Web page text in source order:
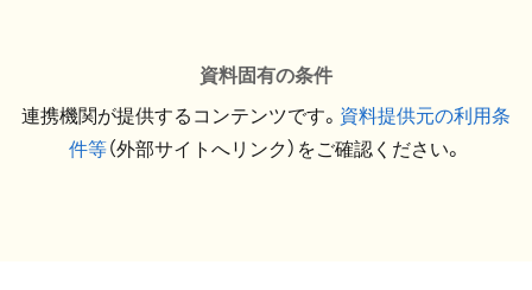
資料固有の条件
連携機関が提供するコンテンツです。 資料提供元の利用条
件等（外部サイトへリンク）をご確認ください。